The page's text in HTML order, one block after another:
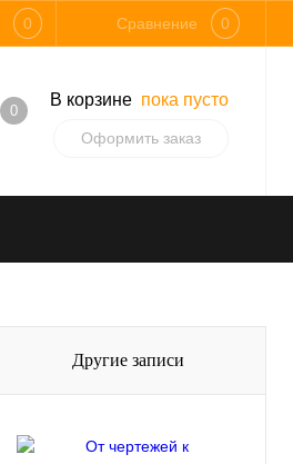
0 Сравнение 0
0
В корзине пока пусто
Оформить заказ
Другие записи